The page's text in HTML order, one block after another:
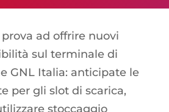
prova ad offrire nuovi
sul terminale di
GNL Italia: anticipate le
per gli slot di scarica,
stoccaggio